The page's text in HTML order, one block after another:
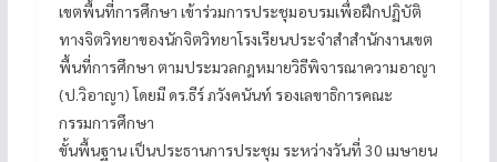
เขตพื้นที่การศึกษา เข้าร่วมการประชุมอบรมเพื่อฝึกปฏิบัติ
ทางจิตวิทยาของนักจิตวิทยาโรงเรียนประจำสำสำนักงานเขต
พื้นที่การศึกษา ตามประมวลกฎหมายวิธีพิจารณาความอาญา
(ป.วิอาญา) โดยมี ดร.ธีร์ ภวังคนันท์ รองเลขาธิการคณะ
กรรมการศึกษา
ขั้นพื้นฐาน เป็นประธานการประชุม ระหว่างวันที่ 30 เมษายน